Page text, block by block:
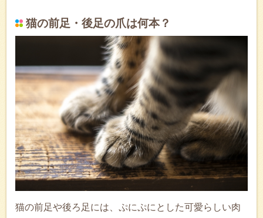
猫の前足・後足の爪は何本？
猫の前足や後ろ足には、ぷにぷにとした可愛らしい肉